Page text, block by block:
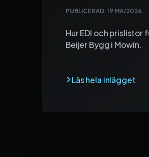
PUBLICERAD:19 MAJ 2026
Hur EDI och prislistor
Beijer Bygg i Mowin.